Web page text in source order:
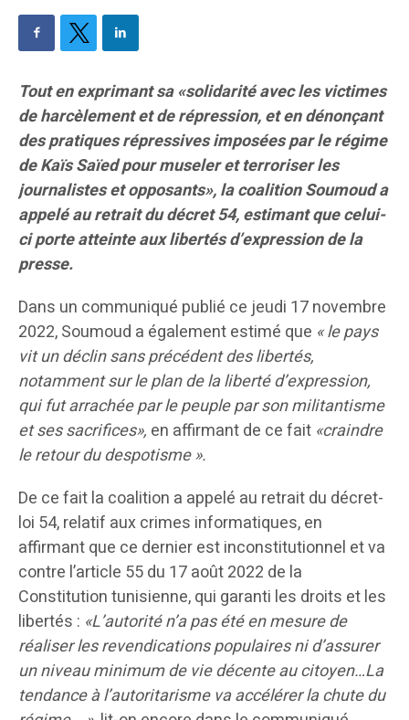
Tout en exprimant sa «solidarité avec les victimes
de harcèlement et de répression, et en dénonçant
des pratiques répressives imposées par le régime
de Kaïs Saïed pour museler et terroriser les
journalistes et opposants», la coalition Soumoud a
appelé au retrait du décret 54, estimant que celui-
ci porte atteinte aux libertés d’expression de la
presse.
Dans un communiqué publié ce jeudi 17 novembre
2022, Soumoud a également estimé que « le pays
vit un déclin sans précédent des libertés,
notamment sur le plan de la liberté d’expression,
qui fut arrachée par le peuple par son militantisme
et ses sacrifices», en affirmant de ce fait «craindre
le retour du despotisme ».
De ce fait la coalition a appelé au retrait du décret-
loi 54, relatif aux crimes informatiques, en
affirmant que ce dernier est inconstitutionnel et va
contre l’article 55 du 17 août 2022 de la
Constitution tunisienne, qui garanti les droits et les
libertés : «L’autorité n’a pas été en mesure de
réaliser les revendications populaires ni d’assurer
un niveau minimum de vie décente au citoyen…La
tendance à l’autoritarisme va accélérer la chute du